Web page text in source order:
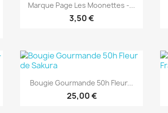
Aperçu rapide
Marque Page Les Moonettes -...
3,50 €
Aperçu rapide
Bougie Gourmande 50h Fleur...
25,00 €